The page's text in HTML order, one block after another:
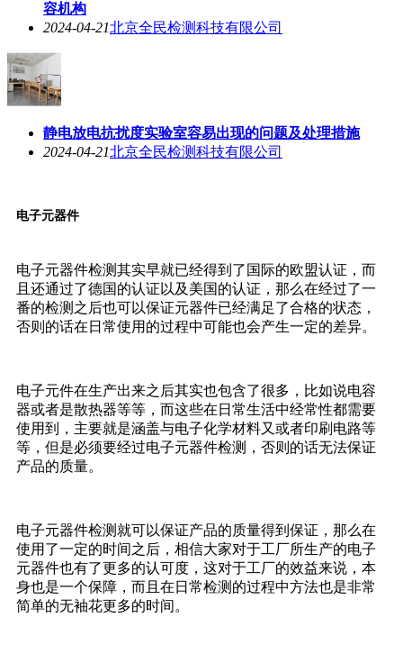
容机构
2024-04-21北京全民检测科技有限公司
静电放电抗扰度实验室容易出现的问题及处理措施
2024-04-21北京全民检测科技有限公司
电子元器件
电子元器件检测其实早就已经得到了国际的欧盟认证，而
且还通过了德国的认证以及美国的认证，那么在经过了一
番的检测之后也可以保证元器件已经满足了合格的状态，
否则的话在日常使用的过程中可能也会产生一定的差异。
电子元件在生产出来之后其实也包含了很多，比如说电容
器或者是散热器等等，而这些在日常生活中经常性都需要
使用到，主要就是涵盖与电子化学材料又或者印刷电路等
等，但是必须要经过电子元器件检测，否则的话无法保证
产品的质量。
电子元器件检测就可以保证产品的质量得到保证，那么在
使用了一定的时间之后，相信大家对于工厂所生产的电子
元器件也有了更多的认可度，这对于工厂的效益来说，本
身也是一个保障，而且在日常检测的过程中方法也是非常
简单的无袖花更多的时间。